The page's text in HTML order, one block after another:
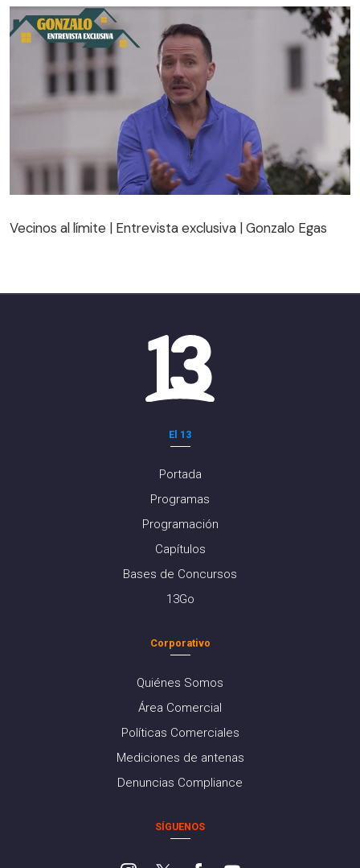
Vecinos al límite | Entrevista exclusiva | Gonzalo Egas
El 13
Portada
Programas
Programación
Capítulos
Bases de Concursos
13Go
Corporativo
Quiénes Somos
Área Comercial
Políticas Comerciales
Mediciones de antenas
Denuncias Compliance
SÍGUENOS